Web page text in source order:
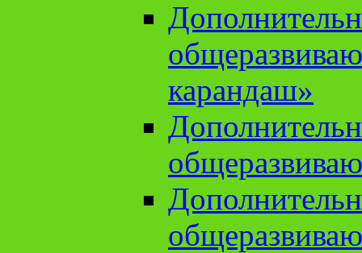
карандаш»